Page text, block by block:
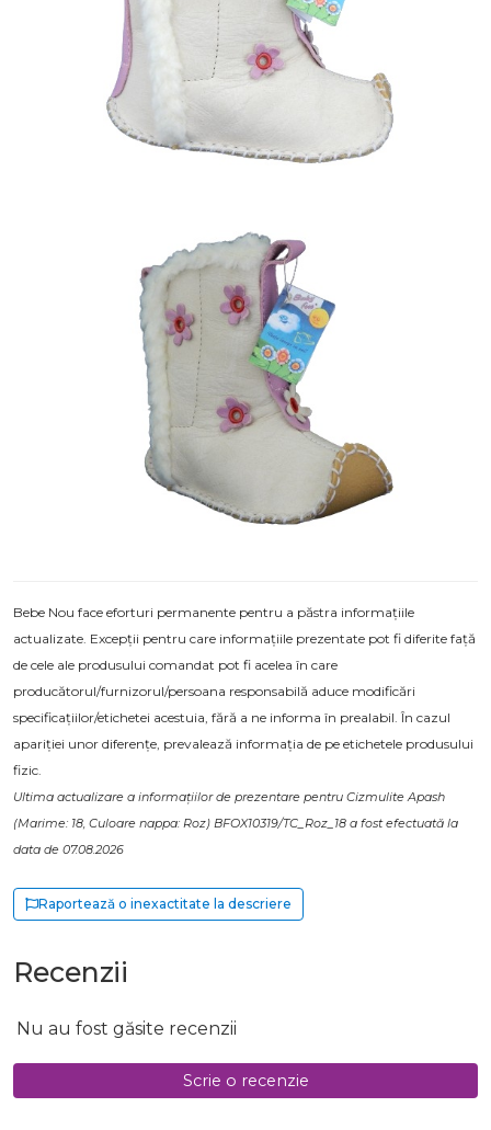
Bebe Nou face eforturi permanente pentru a păstra informațiile
actualizate. Excepții pentru care informațiile prezentate pot fi diferite față
de cele ale produsului comandat pot fi acelea în care
producătorul/furnizorul/persoana responsabilă aduce modificări
specificațiilor/etichetei acestuia, fără a ne informa în prealabil. În cazul
apariției unor diferențe, prevalează informația de pe etichetele produsului
fizic.
Ultima actualizare a informațiilor de prezentare pentru Cizmulite Apash
(Marime: 18, Culoare nappa: Roz) BFOX10319/TC_Roz_18 a fost efectuată la
data de 07.08.2026
Raportează o inexactitate la descriere
Recenzii
Nu au fost găsite recenzii
Scrie o recenzie